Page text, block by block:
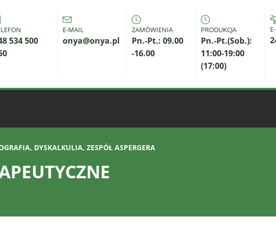
534 500
E-MAIL
onya@onya.pl
ZAMÓWIENIA
Pn.-Pt.: 09.00
-16.00
PRODUKCJA
Pn.-Pt.(Sob.):
11:00-19:00
(17:00)
DYSKALKULIA, ZESPÓŁ ASPERGERA